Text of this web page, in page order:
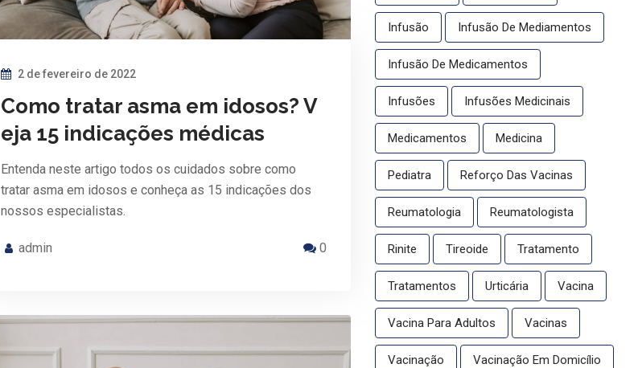
2 de fevereiro de 2022
Como tratar asma em idosos? V
eja 15 indicações médicas
Entenda neste artigo todos os cuidados sobre como
tratar asma em idosos e conheça as 15 indicações dos
nossos especialistas.
admin 0
Infusão Infusão De Mediamentos
Infusão De Medicamentos
Infusões Infusões Medicinais
Medicamentos Medicina
Pediatra Reforço Das Vacinas
Reumatologia Reumatologista
Rinite Tireoide Tratamento
Tratamentos Urticária Vacina
Vacina Para Adultos Vacinas
Vacinação Vacinação Em Domicílio